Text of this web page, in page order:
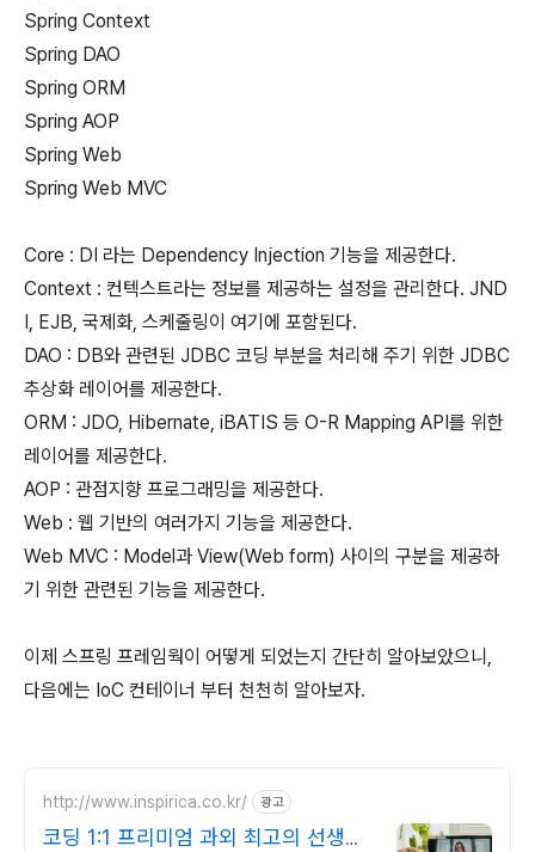
Spring Context
Spring DAO
Spring ORM
Spring AOP
Spring Web
Spring Web MVC
Core : DI 라는 Dependency Injection 기능을 제공한다.
Context : 컨텍스트라는 정보를 제공하는 설정을 관리한다. JND
I, EJB, 국제화, 스케줄링이 여기에 포함된다.
DAO : DB와 관련된 JDBC 코딩 부분을 처리해 주기 위한 JDBC
추상화 레이어를 제공한다.
ORM : JDO, Hibernate, iBATIS 등 O-R Mapping API를 위한
레이어를 제공한다.
AOP : 관점지향 프로그래밍을 제공한다.
Web : 웹 기반의 여러가지 기능을 제공한다.
Web MVC : Model과 View(Web form) 사이의 구분을 제공하
기 위한 관련된 기능을 제공한다.
이제 스프링 프레임웍이 어떻게 되었는지 간단히 알아보았으니,
다음에는 IoC 컨테이너 부터 천천히 알아보자.
http://www.inspirica.co.kr/ 광고
코딩 1:1 프리미엄 과외 최고의 선생님